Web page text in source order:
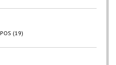
(19)